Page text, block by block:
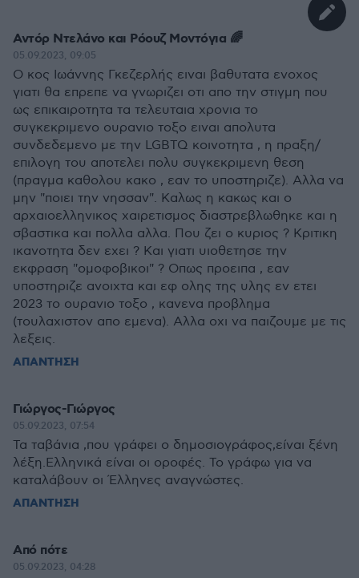
Αντόρ Ντελάνο και Ρόουζ Μοντόγια 🌈
05.09.2023, 09:05
Ο κος Ιωάννης Γκεζερλής ειναι βαθυτατα ενοχος
γιατι θα επρεπε να γνωριζει οτι απο την στιγμη που
ως επικαιροτητα τα τελευταια χρονια το
συγκεκριμενο ουρανιο τοξο ειναι απολυτα
συνδεδεμενο με την LGBTQ κοινοτητα , η πραξη/
επιλογη του αποτελει πολυ συγκεκριμενη θεση
(πραγμα καθολου κακο , εαν το υποστηριζε). Αλλα να
μην "ποιει την νησσαν". Καλως η κακως και ο
αρχαιοελληνικος χαιρετισμος διαστρεβλωθηκε και η
σβαστικα και πολλα αλλα. Που ζει ο κυριος ? Κριτικη
ικανοτητα δεν εχει ? Και γιατι υιοθετησε την
εκφραση "ομοφοβικοι" ? Οπως προειπα , εαν
υποστηριζε ανοιχτα και εφ ολης της υλης εν ετει
2023 το ουρανιο τοξο , κανενα προβλημα
(τουλαχιστον απο εμενα). Αλλα οχι να παιζουμε με τις
λεξεις.
ΑΠΑΝΤΗΣΗ
Γιώργος-Γιώργος
05.09.2023, 07:54
Τα ταβάνια ,που γράφει ο δημοσιογράφος,είναι ξένη
λέξη.Ελληνικά είναι οι οροφές. Το γράφω για να
καταλάβουν οι Έλληνες αναγνώστες.
ΑΠΑΝΤΗΣΗ
Από πότε
05.09.2023, 04:28